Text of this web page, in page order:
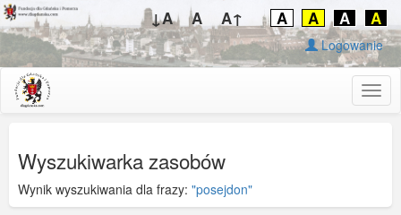
↓A A A↑ A A A A
Logowanie
Wyszukiwarka zasobów
Wynik wyszukiwania dla frazy: "posejdon"